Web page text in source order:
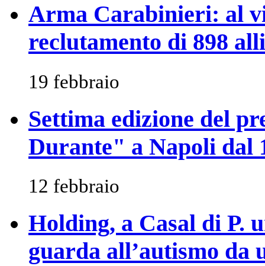
Arma Carabinieri: al
reclutamento di 898
19 febbraio
Settima edizione del
Durante" a Napoli dal
12 febbraio
Holding, a Casal di P.
guarda all’autismo da